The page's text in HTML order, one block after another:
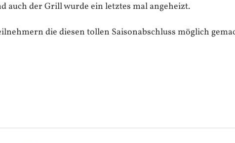
auch der Grill wurde ein letztes mal angeheizt.
die diesen tollen Saisonabschluss möglich